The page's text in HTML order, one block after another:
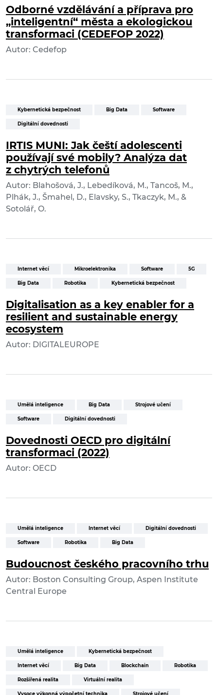
Odborné vzdělávání a příprava pro
„inteligentní“ města a ekologickou
transformaci (CEDEFOP 2022)
Autor: Cedefop
Kybernetická bezpečnost Big Data Software
Digitální dovednosti
IRTIS MUNI: Jak čeští adolescenti
používají své mobily? Analýza dat
z chytrých telefonů
Autor: Blahošová, J., Lebedíková, M., Tancoš, M.,
Plhák, J., Šmahel, D., Elavsky, S., Tkaczyk, M., &
Sotolář, O.
Internet věcí Mikroelektronika Software 5G
Big Data Robotika Kybernetická bezpečnost
Digitalisation as a key enabler for a
resilient and sustainable energy
ecosystem
Autor: DIGITALEUROPE
Umělá inteligence Big Data Strojové učení
Software Digitální dovednosti
Dovednosti OECD pro digitální
transformaci (2022)
Autor: OECD
Umělá inteligence Internet věcí Digitální dovednosti
Software Robotika Big Data
Budoucnost českého pracovního trhu
Autor: Boston Consulting Group, Aspen Institute
Central Europe
Umělá inteligence Kybernetická bezpečnost
Internet věcí Big Data Blockchain Robotika
Rozšířená realita Virtuální realita
Vysoce výkonná výpočetní technika Strojové učení